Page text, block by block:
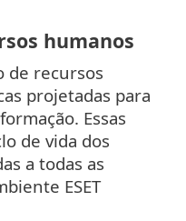
humanos
de recursos
projetadas para
Essas
de vida dos
a todas as
ESET